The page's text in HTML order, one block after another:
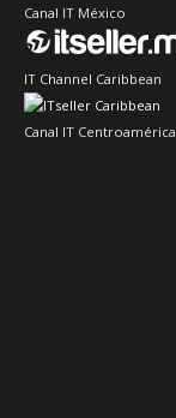
Canal IT México
IT Channel Caribbean
Canal IT Centroamérica